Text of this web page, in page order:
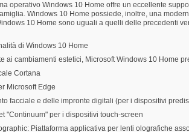
operativo Windows 10 Home offre un eccellente
Windows 10 Home possiede, inoltre, una
10 Home sono uguali a quelli delle precedenti
di Windows 10 Home
ai cambiamenti estetici, Microsoft Windows 10 Home
Cortana
Microsoft Edge
facciale e delle impronte digitali (per i dispositivi
"Continuum" per i dispositivi touch-screen
Piattaforma applicativa per lenti olografiche